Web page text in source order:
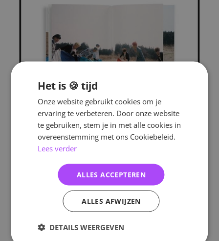
Het is 🍪 tijd
Onze website gebruikt cookies om je
ervaring te verbeteren. Door onze website
te gebruiken, stem je in met alle cookies in
overeenstemming met ons Cookiebeleid.
Lees verder
ALLES ACCEPTEREN
ALLES AFWIJZEN
DETAILS WEERGEVEN